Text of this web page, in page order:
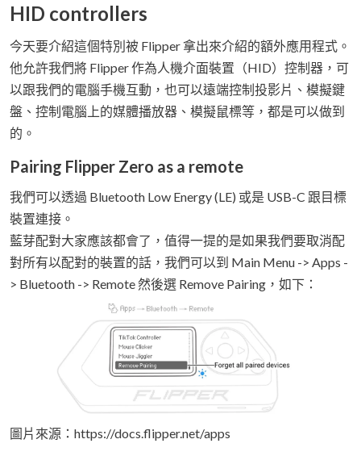
HID controllers
今天要介紹這個特別被 Flipper 拿出來介紹的額外應用程式。
他允許我們將 Flipper 作為人機介面裝置（HID）控制器，可
以跟我們的電腦手機互動，也可以遠端控制投影片、模擬鍵
盤、控制電腦上的媒體播放器、模擬鼠標等，都是可以做到
的。
Pairing Flipper Zero as a remote
我們可以透過 Bluetooth Low Energy (LE) 或是 USB-C 跟目標
裝置連接。
藍芽配對大家應該都會了，值得一提的是如果我們要取消配
對所有以配對的裝置的話，我們可以到 Main Menu -> Apps -
> Bluetooth -> Remote 然後選 Remove Pairing，如下：
圖片來源：https://docs.flipper.net/apps